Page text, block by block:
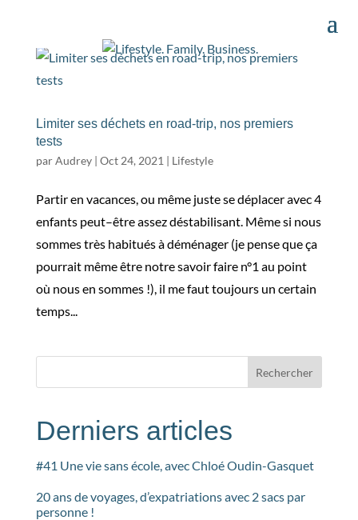
Limiter ses déchets en road-trip, nos premiers
tests
parAudrey| Oct 24, 2021 | Lifestyle
Partir en vacances, ou même juste se déplacer avec 4
enfants peut–être assez déstabilisant. Même si nous
sommes très habitués à déménager (je pense que ça
pourrait même être notre savoir faire n°1 au point
où nous en sommes !), il me faut toujours un certain
temps...
Rechercher
Derniers articles
#41 Une vie sans école, avec Chloé Oudin-Gasquet
20 ans de voyages, d’expatriations avec 2 sacs par
personne !